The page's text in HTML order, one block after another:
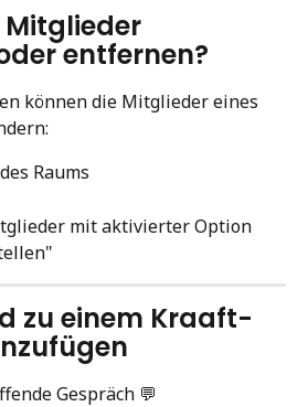
Mitglieder
entfernen?
können die Mitglieder eines
des Raums
mit aktivierter Option
zu einem Kraaft-
Gespräch 💬